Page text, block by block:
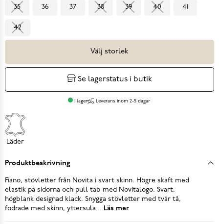
35 36 37 38 39 40 41
42
Välj storlek
Se lagerstatus i butik
I lager Leverans inom 2-5 dagar
Läder
Produktbeskrivning
Fiano, stövletter från Novita i svart skinn. Högre skaft med
elastik på sidorna och pull tab med Novitalogo. Svart,
högblank designad klack. Snygga stövletter med tvär tå,
fodrade med skinn, yttersula... Läs mer